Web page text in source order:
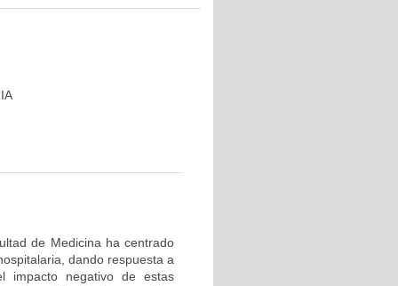
de Medicina ha centrado
dando respuesta a
impacto negativo de estas